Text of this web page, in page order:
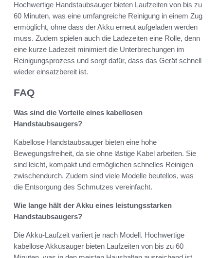
Hochwertige Handstaubsauger bieten Laufzeiten von bis zu
60 Minuten, was eine umfangreiche Reinigung in einem Zug
ermöglicht, ohne dass der Akku erneut aufgeladen werden
muss. Zudem spielen auch die Ladezeiten eine Rolle, denn
eine kurze Ladezeit minimiert die Unterbrechungen im
Reinigungsprozess und sorgt dafür, dass das Gerät schnell
wieder einsatzbereit ist.
FAQ
Was sind die Vorteile eines kabellosen
Handstaubsaugers?
Kabellose Handstaubsauger bieten eine hohe
Bewegungsfreiheit, da sie ohne lästige Kabel arbeiten. Sie
sind leicht, kompakt und ermöglichen schnelles Reinigen
zwischendurch. Zudem sind viele Modelle beutellos, was
die Entsorgung des Schmutzes vereinfacht.
Wie lange hält der Akku eines leistungsstarken
Handstaubsaugers?
Die Akku-Laufzeit variiert je nach Modell. Hochwertige
kabellose Akkusauger bieten Laufzeiten von bis zu 60